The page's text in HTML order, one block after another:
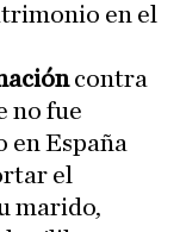
en el
contra
no fue
España
el
marido,